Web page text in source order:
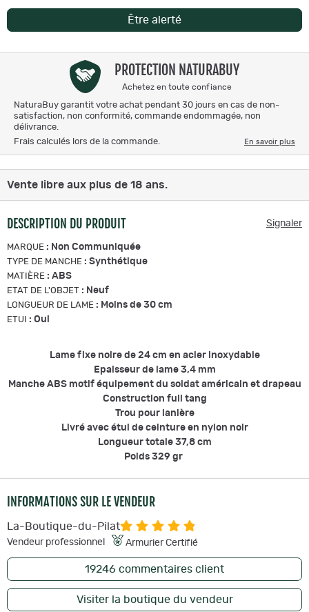
Être alerté
PROTECTION NATURABUY
Achetez en toute confiance
NaturaBuy garantit votre achat pendant 30 jours en cas de non-
satisfaction, non conformité, commande endommagée, non
délivrance.
Frais calculés lors de la commande.
En savoir plus
Vente libre aux plus de 18 ans.
DESCRIPTION DU PRODUIT Signaler
MARQUE : Non Communiquée
TYPE DE MANCHE : Synthétique
MATIÈRE : ABS
ETAT DE L'OBJET : Neuf
LONGUEUR DE LAME : Moins de 30 cm
ETUI : Oui
Lame fixe noire de 24 cm en acier inoxydable
Epaisseur de lame 3,4 mm
Manche ABS motif équipement du soldat américain et drapeau
Construction full tang
Trou pour lanière
Livré avec étui de ceinture en nylon noir
Longueur totale 37,8 cm
Poids 329 gr
INFORMATIONS SUR LE VENDEUR
La-Boutique-du-Pilat
Vendeur professionnel Armurier Certifié
19246 commentaires client
Visiter la boutique du vendeur